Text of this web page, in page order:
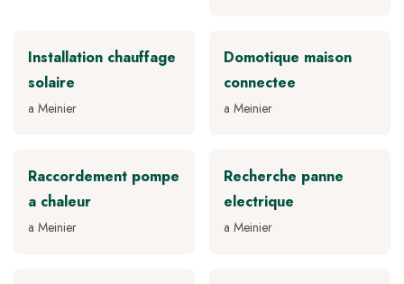
Installation chauffage
solaire
a Meinier
Domotique maison
connectee
a Meinier
Raccordement pompe
a chaleur
a Meinier
Recherche panne
electrique
a Meinier